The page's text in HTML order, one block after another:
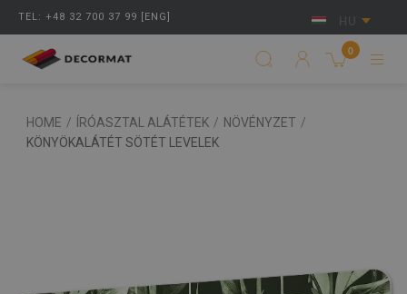
TEL: +48 32 700 37 99 [ENG] HU
0
HOME / ÍRÓASZTAL ALÁTÉTEK / NÖVÉNYZET /
KÖNYÖKALÁTÉT SÖTÉT LEVELEK